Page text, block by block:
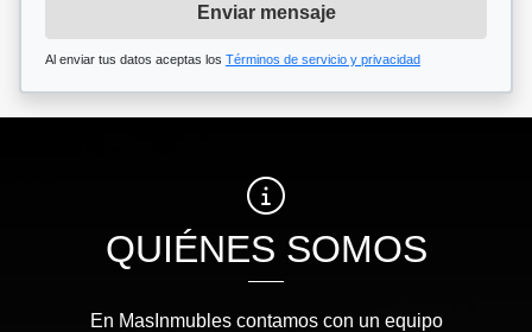
Enviar mensaje
Al enviar tus datos aceptas los Términos de servicio y privacidad
QUIÉNES SOMOS
En MasInmubles contamos con un equipo